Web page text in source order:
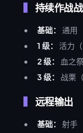
持续作战
基础：
通用
1 级：
活力
2 级：
血之
3 级：
战栗
远程输出
基础：
射手